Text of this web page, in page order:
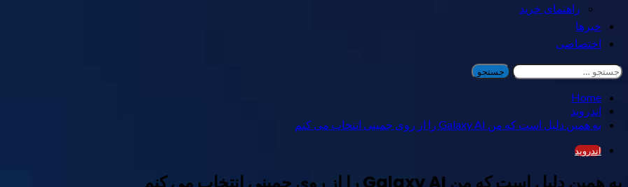
راهنمای خرید
خبرها
اختصاصی
جستجو
برای:
Home
اندروید
به همین دلیل است که من Galaxy AI را از روی جمینی انتخاب می کنم
اندروید